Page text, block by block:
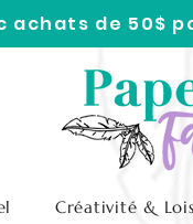
de 50$
Créativité &